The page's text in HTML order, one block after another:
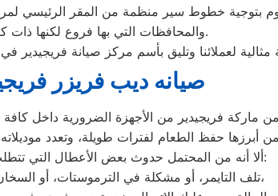
والمحافظات التي بها فروع لكنها ذات كثافة سكانية عالية.
لعملائنا وتليق بأسم مركز صيانة
صيانه ديب فريزر
ألا أنه من المحتمل حدوث بعض الأعطال التي تتطلب الصيانة، ومن هذه الأعطال:
تلف التايمر، أو مشكلة في الترموستات، أو السخان، أو عطل بالدائرة الكهربائية،